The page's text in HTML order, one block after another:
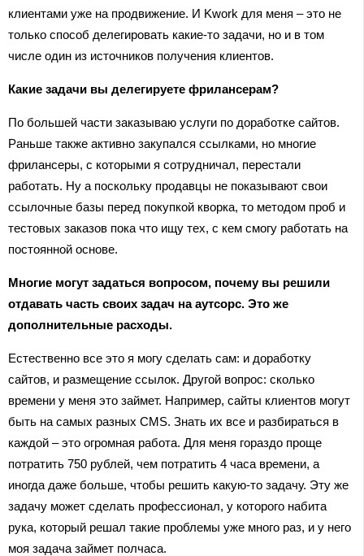
клиентами уже на продвижение. И Kwork для меня – это не
только способ делегировать какие-то задачи, но и в том
числе один из источников получения клиентов.
Какие задачи вы делегируете фрилансерам?
По большей части заказываю услуги по доработке сайтов.
Раньше также активно закупался ссылками, но многие
фрилансеры, с которыми я сотрудничал, перестали
работать. Ну а поскольку продавцы не показывают свои
ссылочные базы перед покупкой кворка, то методом проб и
тестовых заказов пока что ищу тех, с кем смогу работать на
постоянной основе.
Многие могут задаться вопросом, почему вы решили
отдавать часть своих задач на аутсорс. Это же
дополнительные расходы.
Естественно все это я могу сделать сам: и доработку
сайтов, и размещение ссылок. Другой вопрос: сколько
времени у меня это займет. Например, сайты клиентов могут
быть на самых разных CMS. Знать их все и разбираться в
каждой – это огромная работа. Для меня гораздо проще
потратить 750 рублей, чем потратить 4 часа времени, а
иногда даже больше, чтобы решить какую-то задачу. Эту же
задачу может сделать профессионал, у которого набита
рука, который решал такие проблемы уже много раз, и у него
моя задача займет полчаса.